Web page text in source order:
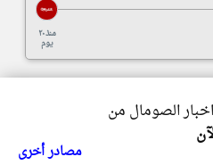
منذ ٢٠
يوم
الصومال من
مصادر أخرى